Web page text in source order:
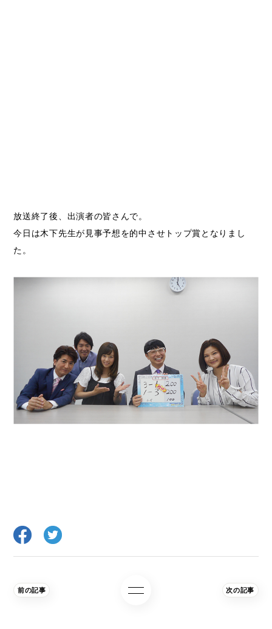
放送終了後、出演者の皆さんで。
今日は木下先生が見事予想を的中させトップ賞となりまし
た。
前の記事 次の記事